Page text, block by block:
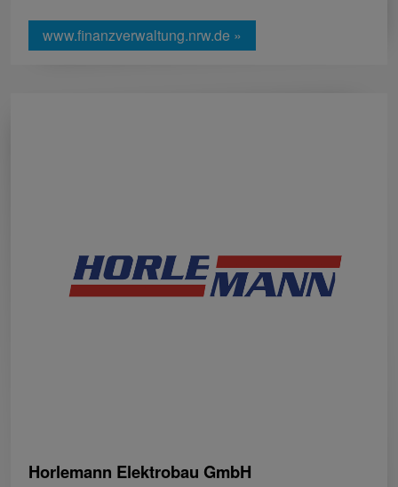
www.finanzverwaltung.nrw.de »
Horlemann Elektrobau GmbH